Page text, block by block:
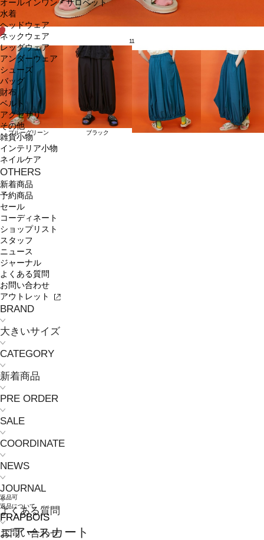
オールインワン・サロペット
水着
ヘッドウェア
ネックウェア
レッグウェア
アンダーウェア
シューズ
バッグ
財布
ベルト
アクセサリ
その他
雑貨小物
インテリア小物
ネイルケア
OTHERS
新着商品
予約商品
セール
コーディネート
ショップリスト
スタッフ
ニュース
ジャーナル
よくある質問
お問い合わせ
アウトレット
BRAND
大きいサイズ
CATEGORY
新着商品
PRE ORDER
SALE
COORDINATE
NEWS
JOURNAL
よくある質問
お問い合わせ
11
ブルーグリーン ブラック
返品可
返品について
FRAPBOIS
エアースカート